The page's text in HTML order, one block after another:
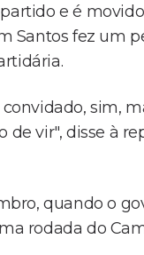
e é
Santos fez um
sim,
de vir", disse à
quando o
rodada do